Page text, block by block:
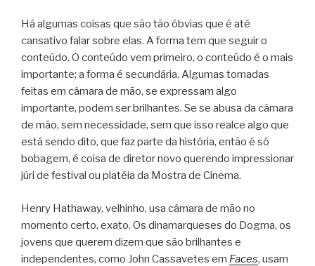
Há algumas coisas que são tão óbvias que é até
cansativo falar sobre elas. A forma tem que seguir o
conteúdo. O conteúdo vem primeiro, o conteúdo é o mais
importante; a forma é secundária. Algumas tomadas
feitas em câmara de mão, se expressam algo
importante, podem ser brilhantes. Se se abusa da câmara
de mão, sem necessidade, sem que isso realce algo que
está sendo dito, que faz parte da história, então é só
bobagem, é coisa de diretor novo querendo impressionar
júri de festival ou platéia da Mostra de Cinema.
Henry Hathaway, velhinho, usa câmara de mão no
momento certo, exato. Os dinamarqueses do Dogma, os
jovens que querem dizem que são brilhantes e
independentes, como John Cassavetes em Faces, usam